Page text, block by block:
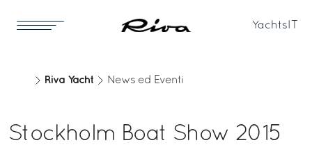
Yachts
Riva Yacht News ed Eventi
Stockholm Boat Show 2015